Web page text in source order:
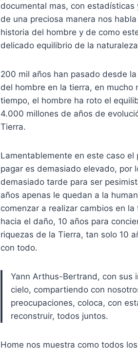
documental mas, con estadísticas
de una preciosa manera nos
historia del hombre y de como
delicado equilibrio de la
200 mil años han pasado desde
del hombre en la tierra, en mucho
tiempo, el hombre ha roto el
4.000 millones de años de
Tierra.
Lamentablemente en este caso el
pagar es demasiado elevado, por
demasiado tarde para ser
años apenas le quedan a la
comenzar a realizar cambios en la
hacia el daño, 10 años para
riquezas de la Tierra, tan solo 10
con todo.
Yann Arthus-Bertrand, con sus
cielo, compartiendo con
preocupaciones, coloca, con
reconstruir, todos juntos.
Home nos muestra como todos